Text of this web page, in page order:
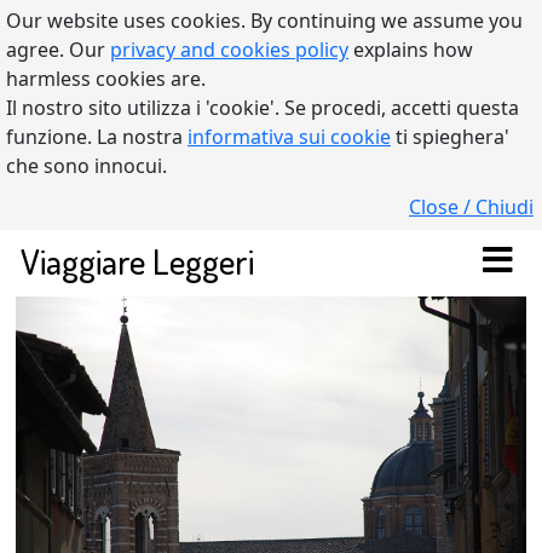
Our website uses cookies. By continuing we assume you
agree. Our privacy and cookies policy explains how
harmless cookies are.
Il nostro sito utilizza i 'cookie'. Se procedi, accetti questa
funzione. La nostra informativa sui cookieti spieghera'
che sono innocui.
Close / Chiudi
Viaggiare Leggeri